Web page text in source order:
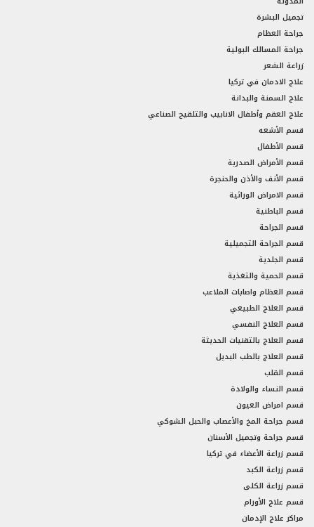
تجميل البشرة
جراحة العظام
جراحة المسالك البولية
زراعة الشعر
علاج الادمان في تركيا
علاج السمنة والبدانة
علاج العقم وأطفال الانابيب والتلقيح الصناعي
قسم الأشعه
قسم الأطفال
قسم الأمراض الصدرية
قسم الأنف والأذن والحنجرة
قسم الامراض الوراثية
قسم الباطنية
قسم الجراحة
قسم الجراحة التجميلية
قسم الجلدية
قسم الحمية والتغذية
قسم العظام واصابات الملاعب
قسم العلاج الطبيعي
قسم العلاج النفسي
قسم العلاج بالتقنيات الحديثة
قسم العلاج بالطب البديل
قسم القلب
قسم النساء والولادة
قسم امراض العيون
قسم جراحة المخ والأعصاب والحبل الشوكي
قسم جراحة وتجميل الأسنان
قسم زراعة الأعضاء في تركيا
قسم زراعة الكبد
قسم زراعة الكلى
قسم علاج الأورام
مراكز علاج الإدمان